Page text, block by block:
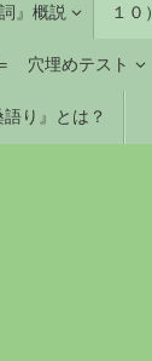
』概説 １
穴埋めテスト
語り』とは？